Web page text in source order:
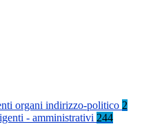
organi indirizzo-politico 2
- amministrativi 244